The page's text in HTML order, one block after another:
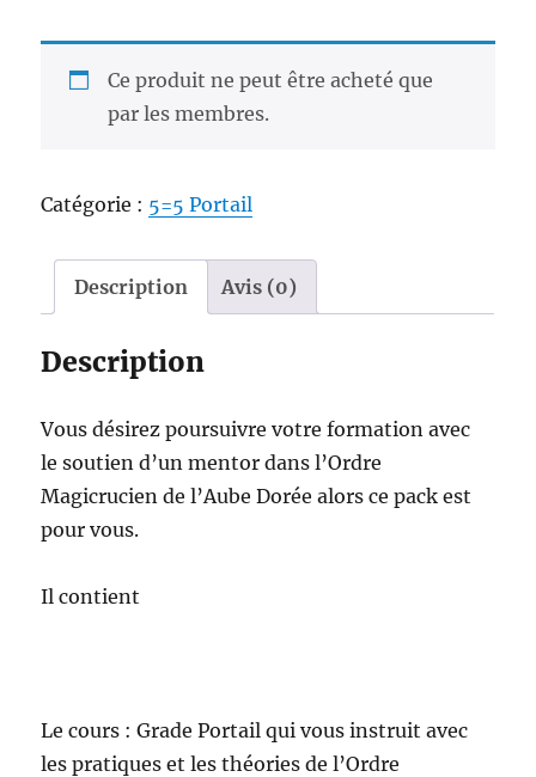
Ce produit ne peut être acheté que
par les membres.
Catégorie : 5=5 Portail
Description Avis (0)
Description
Vous désirez poursuivre votre formation avec
le soutien d’un mentor dans l’Ordre
Magicrucien de l’Aube Dorée alors ce pack est
pour vous.
Il contient
Le cours : Grade Portail qui vous instruit avec
les pratiques et les théories de l’Ordre